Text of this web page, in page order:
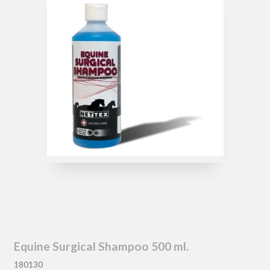
Equine Surgical Shampoo 500 ml.
180130